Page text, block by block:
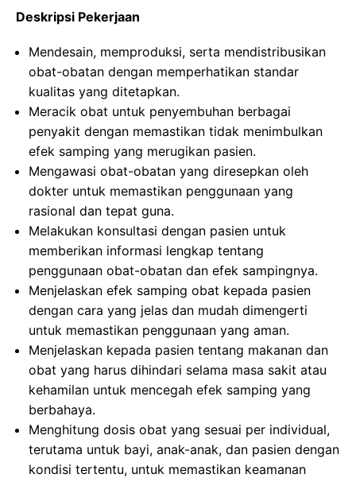
Deskripsi Pekerjaan
Mendesain, memproduksi, serta mendistribusikan
obat-obatan dengan memperhatikan standar
kualitas yang ditetapkan.
Meracik obat untuk penyembuhan berbagai
penyakit dengan memastikan tidak menimbulkan
efek samping yang merugikan pasien.
Mengawasi obat-obatan yang diresepkan oleh
dokter untuk memastikan penggunaan yang
rasional dan tepat guna.
Melakukan konsultasi dengan pasien untuk
memberikan informasi lengkap tentang
penggunaan obat-obatan dan efek sampingnya.
Menjelaskan efek samping obat kepada pasien
dengan cara yang jelas dan mudah dimengerti
untuk memastikan penggunaan yang aman.
Menjelaskan kepada pasien tentang makanan dan
obat yang harus dihindari selama masa sakit atau
kehamilan untuk mencegah efek samping yang
berbahaya.
Menghitung dosis obat yang sesuai per individual,
terutama untuk bayi, anak-anak, dan pasien dengan
kondisi tertentu, untuk memastikan keamanan